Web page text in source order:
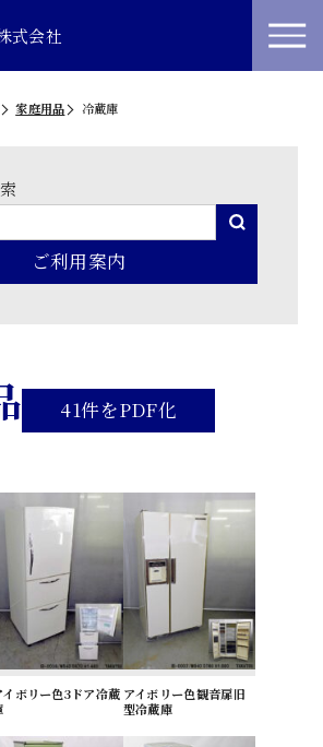
式会社
家庭用品 冷蔵庫
ご利用案内
41件をPDF化
イボリー色3ドア冷蔵 アイボリー色観音扉旧
型冷蔵庫